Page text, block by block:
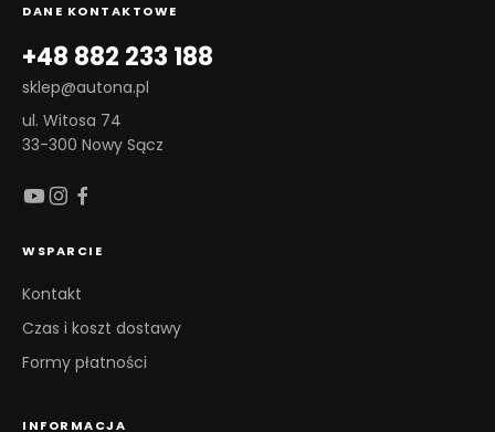
DANE KONTAKTOWE
+48 882 233 188
sklep@autona.pl
ul. Witosa 74
33-300 Nowy Sącz
WSPARCIE
Kontakt
Czas i koszt dostawy
Formy płatności
INFORMACJA